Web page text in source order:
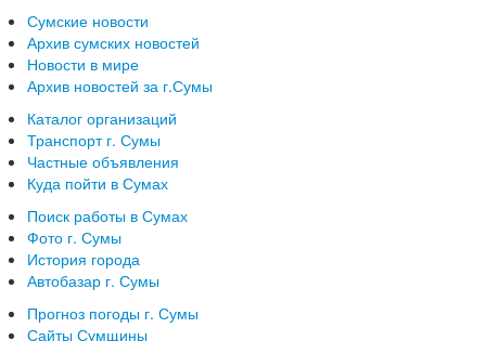
Сумские новости
Архив сумских новостей
Новости в мире
Архив новостей за г.Сумы
Каталог организаций
Транспорт г. Сумы
Частные объявления
Куда пойти в Сумах
Поиск работы в Сумах
Фото г. Сумы
История города
Автобазар г. Сумы
Прогноз погоды г. Сумы
Сайты Сумщины